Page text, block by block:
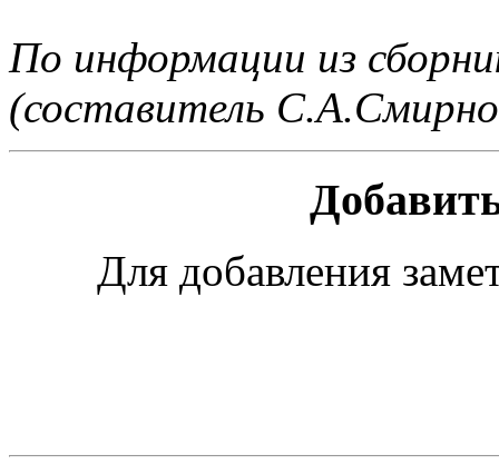
По информации из
(составитель
Для добавления